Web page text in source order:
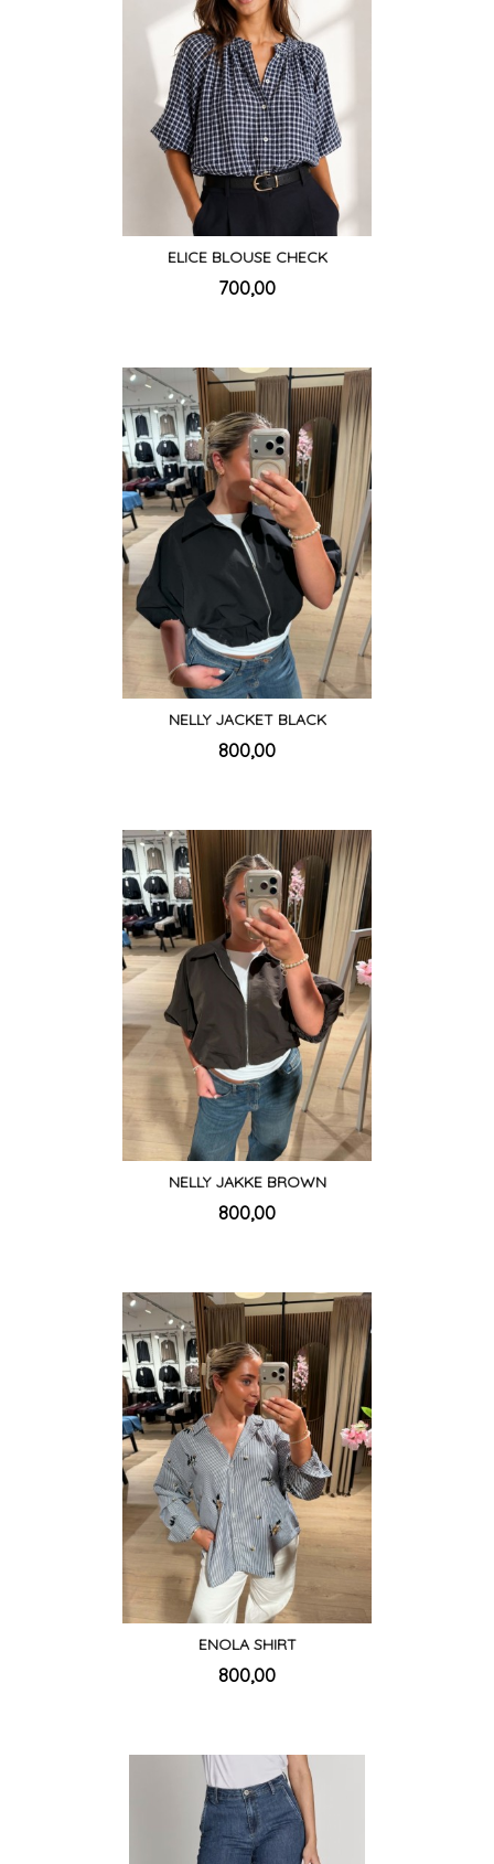
ELICE BLOUSE CHECK
Pris
700,00mva.
NELLY JACKET BLACK
Pris
800,00mva.
NELLY JAKKE BROWN
Pris
800,00mva.
ENOLA SHIRT
Pris
800,00mva.